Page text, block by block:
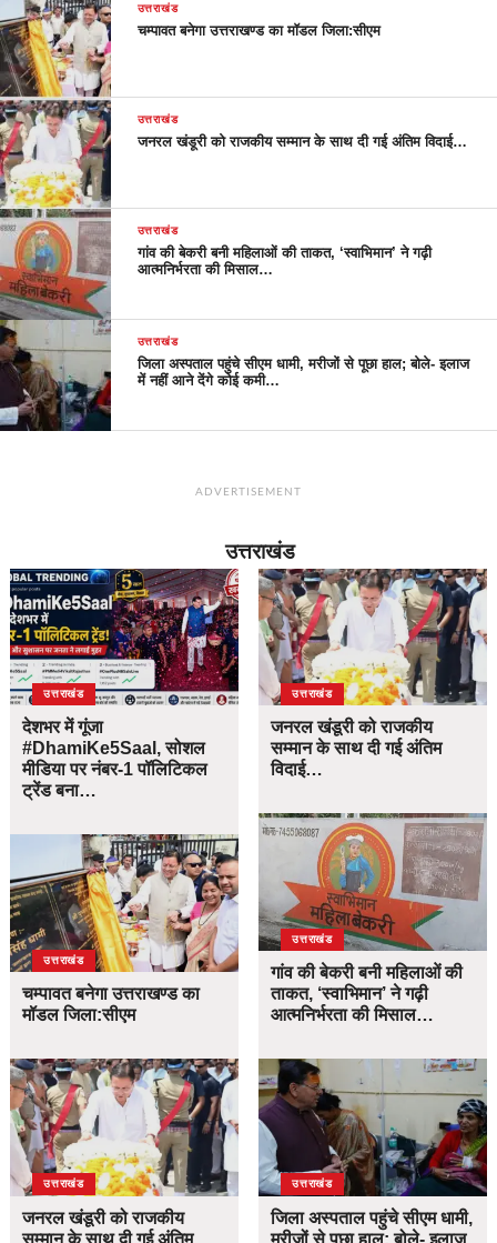
उत्तराखंड
चम्पावत बनेगा उत्तराखण्ड का मॉडल जिला:सीएम
उत्तराखंड
जनरल खंडूरी को राजकीय सम्मान के साथ दी गई अंतिम विदाई…
उत्तराखंड
गांव की बेकरी बनी महिलाओं की ताकत, ‘स्वाभिमान’ ने गढ़ी
आत्मनिर्भरता की मिसाल…
उत्तराखंड
जिला अस्पताल पहुंचे सीएम धामी, मरीजों से पूछा हाल; बोले- इलाज
में नहीं आने देंगे कोई कमी…
ADVERTISEMENT
उत्तराखंड
उत्तराखंड
देशभर में गूंजा
#DhamiKe5Saal, सोशल
मीडिया पर नंबर-1 पॉलिटिकल
ट्रेंड बना…
उत्तराखंड
चम्पावत बनेगा उत्तराखण्ड का
मॉडल जिला:सीएम
उत्तराखंड
जनरल खंडूरी को राजकीय
सम्मान के साथ दी गई अंतिम
उत्तराखंड
जनरल खंडूरी को राजकीय
सम्मान के साथ दी गई अंतिम
विदाई…
उत्तराखंड
गांव की बेकरी बनी महिलाओं की
ताकत, ‘स्वाभिमान’ ने गढ़ी
आत्मनिर्भरता की मिसाल…
उत्तराखंड
जिला अस्पताल पहुंचे सीएम धामी,
मरीजों से पूछा हाल; बोले- इलाज